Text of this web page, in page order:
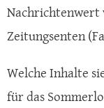
Nachrichtenwert
Zeitungsenten
Welche Inhalte
für das